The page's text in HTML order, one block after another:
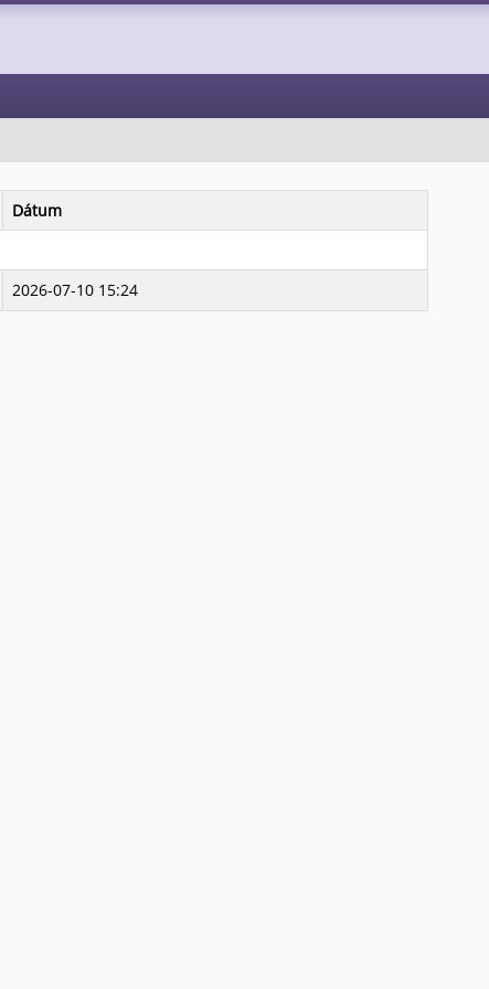
Dátum
2026-07-10 15:24